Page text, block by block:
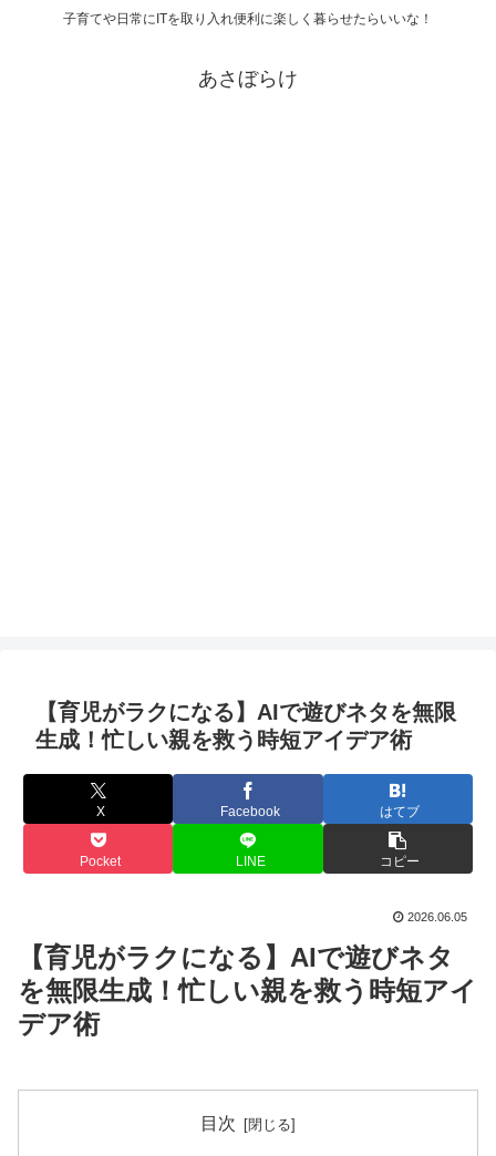
子育てや日常にITを取り入れ便利に楽しく暮らせたらいいな！
あさぼらけ
【育児がラクになる】AIで遊びネタを無限
生成！忙しい親を救う時短アイデア術
X Facebook はてブ
Pocket LINE コピー
2026.06.05
【育児がラクになる】AIで遊びネタ
を無限生成！忙しい親を救う時短アイ
デア術
目次